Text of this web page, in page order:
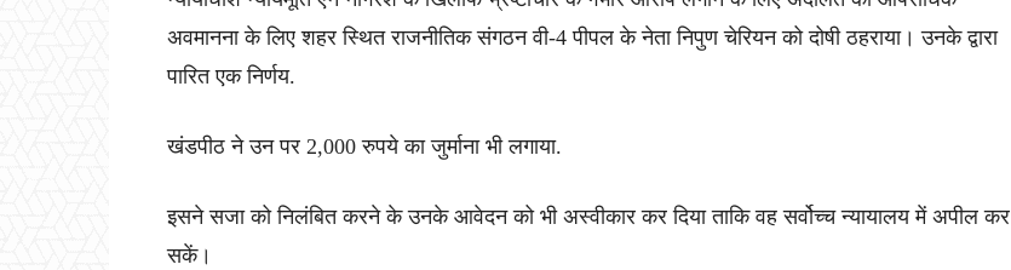
अवमानना के लिए शहर स्थित राजनीतिक संगठन वी-4 पीपल के नेता निपुण चेरियन को दोषी ठहराया। उनके द्वारा
पारित एक निर्णय.
खंडपीठ ने उन पर 2,000 रुपये का जुर्माना भी लगाया.
इसने सजा को निलंबित करने के उनके आवेदन को भी अस्वीकार कर दिया ताकि वह सर्वोच्च न्यायालय में अपील कर
सकें।